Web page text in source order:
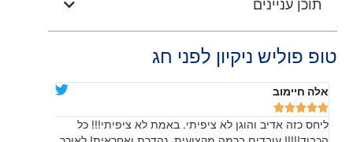
תוכן עניינים
טופ פוליש ניקיון לפני חג
אלה חיימוב





ליחס כזה אדיב והוגן לא ציפיתי. באמת לא ציפיתי!!! כל